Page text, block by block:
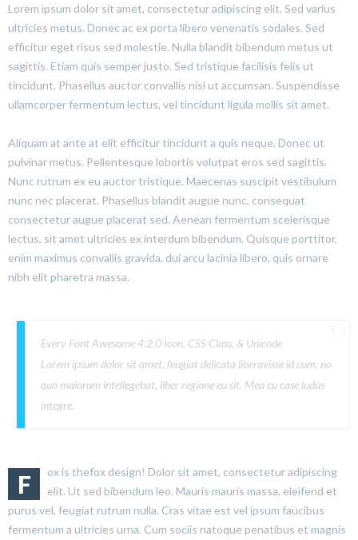
Lorem ipsum dolor sit amet, consectetur adipiscing elit. Sed varius
ultricies metus. Donec ac ex porta libero venenatis sodales. Sed
efficitur eget risus sed molestie. Nulla blandit bibendum metus ut
sagittis. Etiam quis semper justo. Sed tristique facilisis felis ut
tincidunt. Phasellus auctor convallis nisl ut accumsan. Suspendisse
ullamcorper fermentum lectus, vel tincidunt ligula mollis sit amet.
Aliquam at ante at elit efficitur tincidunt a quis neque. Donec ut
pulvinar metus. Pellentesque lobortis volutpat eros sed sagittis.
Nunc rutrum ex eu auctor tristique. Maecenas suscipit vestibulum
nunc nec placerat. Phasellus blandit augue nunc, consequat
consectetur augue placerat sed. Aenean fermentum scelerisque
lectus, sit amet ultricies ex interdum bibendum. Quisque porttitor,
enim maximus convallis gravida, dui arcu lacinia libero, quis ornare
nibh elit pharetra massa.
Every Font Awesome 4.2.0 Icon, CSS Class, & Unicode
Lorem ipsum dolor sit amet, feugiat delicata liberavisse id cum, no
quo maiorum intellegebat, liber regione eu sit. Mea cu case ludus
integre.
F
ox is thefox design! Dolor sit amet, consectetur adipiscing
elit. Ut sed bibendum leo. Mauris mauris massa, eleifend et
purus vel, feugiat rutrum nulla. Cras vitae est vel ipsum faucibus
fermentum a ultricies urna. Cum sociis natoque penatibus et magnis